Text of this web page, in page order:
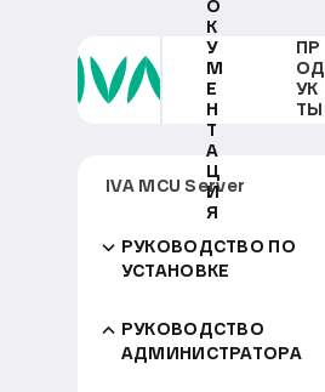
О
К
У
М
Е
Н
Т
А
Ц
И
Я
ПР
ОД
УК
ТЫ
IVA MCU Server
РУКОВОДСТВО ПО
УСТАНОВКЕ
РУКОВОДСТВО
АДМИНИСТРАТОРА